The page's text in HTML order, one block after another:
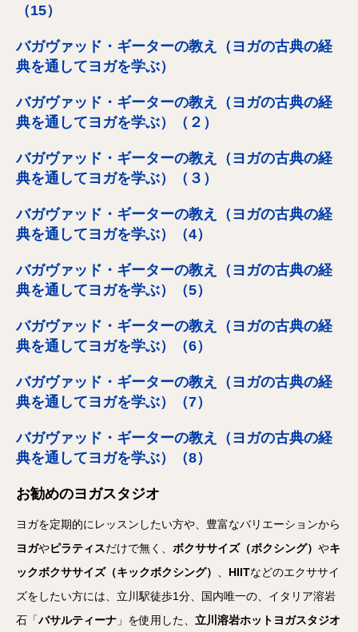
（15）
バガヴァッド・ギーターの教え（ヨガの古典の経
典を通してヨガを学ぶ）
バガヴァッド・ギーターの教え（ヨガの古典の経
典を通してヨガを学ぶ）（２）
バガヴァッド・ギーターの教え（ヨガの古典の経
典を通してヨガを学ぶ）（３）
バガヴァッド・ギーターの教え（ヨガの古典の経
典を通してヨガを学ぶ）（4）
バガヴァッド・ギーターの教え（ヨガの古典の経
典を通してヨガを学ぶ）（5）
バガヴァッド・ギーターの教え（ヨガの古典の経
典を通してヨガを学ぶ）（6）
バガヴァッド・ギーターの教え（ヨガの古典の経
典を通してヨガを学ぶ）（7）
バガヴァッド・ギーターの教え（ヨガの古典の経
典を通してヨガを学ぶ）（8）
お勧めのヨガスタジオ
ヨガを定期的にレッスンしたい方や、豊富なバリエーションから
ヨガやピラティスだけで無く、 ボクササイズ（ボクシング） やキ
ックボクササイズ（キックボクシング） 、 HIITなどのエクササイ
ズをしたい方には、立川駅徒歩1分、国内唯一の、イタリア溶岩
石「バサルティーナ 」を使用した、 立川溶岩ホットヨガスタジオ